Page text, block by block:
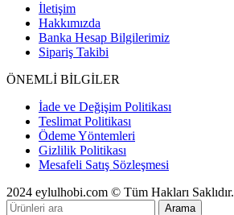
İletişim
Hakkımızda
Banka Hesap Bilgilerimiz
Sipariş Takibi
ÖNEMLİ BİLGİLER
İade ve Değişim Politikası
Teslimat Politikası
Ödeme Yöntemleri
Gizlilik Politikası
Mesafeli Satış Sözleşmesi
2024 eylulhobi.com © Tüm Hakları Saklıdır.
Arama